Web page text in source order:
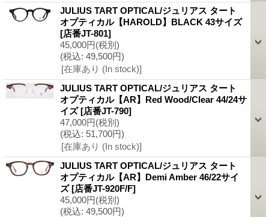
JULIUS TART OPTICAL/ジュリアス タート
オプティカル【HAROLD】BLACK 43サイズ
[店番JT-801]
45,000円(税別)
(税込: 49,500円)
[在庫あり (In stock)]
JULIUS TART OPTICAL/ジュリアス タート
オプティカル【AR】Red Wood/Clear 44/24サ
イズ[店番JT-790]
47,000円(税別)
(税込: 51,700円)
[在庫あり (In stock)]
JULIUS TART OPTICAL/ジュリアス タート
オプティカル【AR】Demi Amber 46/22サイ
ズ[店番JT-920F/F]
45,000円(税別)
(税込: 49,500円)